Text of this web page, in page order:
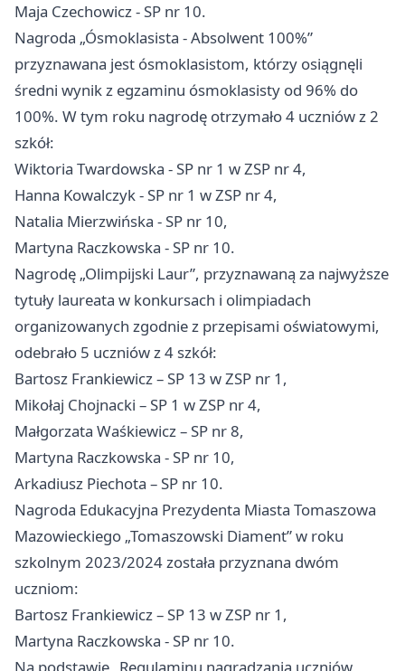
Maja Czechowicz - SP nr 10.
Nagroda „Ósmoklasista - Absolwent 100%”
przyznawana jest ósmoklasistom, którzy osiągnęli
średni wynik z egzaminu ósmoklasisty od 96% do
100%. W tym roku nagrodę otrzymało 4 uczniów z 2
szkół:
Wiktoria Twardowska - SP nr 1 w ZSP nr 4,
Hanna Kowalczyk - SP nr 1 w ZSP nr 4,
Natalia Mierzwińska - SP nr 10,
Martyna Raczkowska - SP nr 10.
Nagrodę „Olimpijski Laur”, przyznawaną za najwyższe
tytuły laureata w konkursach i olimpiadach
organizowanych zgodnie z przepisami oświatowymi,
odebrało 5 uczniów z 4 szkół:
Bartosz Frankiewicz – SP 13 w ZSP nr 1,
Mikołaj Chojnacki – SP 1 w ZSP nr 4,
Małgorzata Waśkiewicz – SP nr 8,
Martyna Raczkowska - SP nr 10,
Arkadiusz Piechota – SP nr 10.
Nagroda Edukacyjna Prezydenta Miasta Tomaszowa
Mazowieckiego „Tomaszowski Diament” w roku
szkolnym 2023/2024 została przyznana dwóm
uczniom:
Bartosz Frankiewicz – SP 13 w ZSP nr 1,
Martyna Raczkowska - SP nr 10.